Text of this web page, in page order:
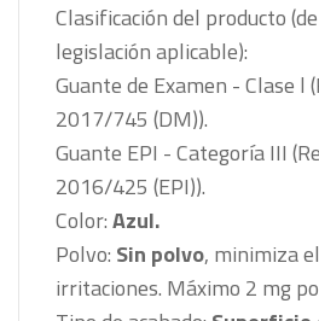
Clasificación del producto
legislación aplicable):
Guante de Examen - Clase l
2017/745 (DM)).
Guante EPI - Categoría III
2016/425 (EPI)).
Color:Azul.
Polvo: Sin polvo, minimiza
irritaciones. Máximo 2 mg